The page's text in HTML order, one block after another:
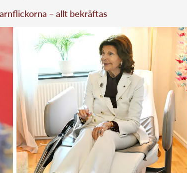
– allt bekräftas